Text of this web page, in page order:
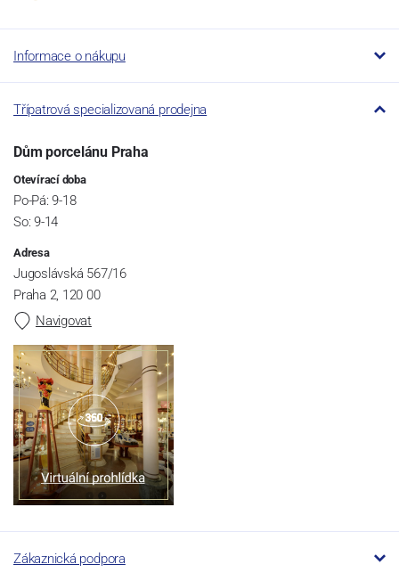
Informace o nákupu
Třípatrová specializovaná prodejna
Dům porcelánu Praha
Otevírací doba
Po-Pá: 9-18
So: 9-14
Adresa
Jugoslávská 567/16
Praha 2, 120 00
Navigovat
Zákaznická podpora